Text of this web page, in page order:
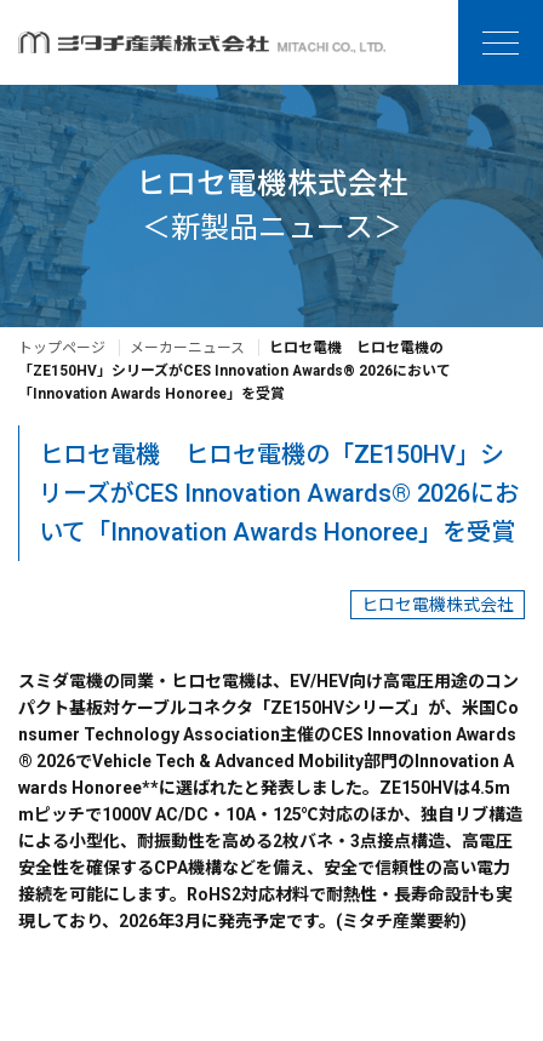
ヒロセ電機株式会社
＜新製品ニュース＞
トップページ メーカーニュース
ヒロセ電機 ヒロセ電機の
「ZE150HV」シリーズがCES Innovation Awards® 2026において
「Innovation Awards Honoree」を受賞
ヒロセ電機 ヒロセ電機の「ZE150HV」シ
リーズがCES Innovation Awards® 2026にお
いて「Innovation Awards Honoree」を受賞
ヒロセ電機株式会社
スミダ電機の同業・ヒロセ電機は、EV/HEV向け高電圧用途のコン
パクト基板対ケーブルコネクタ「ZE150HVシリーズ」が、米国Co
nsumer Technology Association主催のCES Innovation Awards
® 2026でVehicle Tech & Advanced Mobility部門のInnovation A
wards Honoree**に選ばれたと発表しました。ZE150HVは4.5m
mピッチで1000V AC/DC・10A・125℃対応のほか、独自リブ構造
による小型化、耐振動性を高める2枚バネ・3点接点構造、高電圧
安全性を確保するCPA機構などを備え、安全で信頼性の高い電力
接続を可能にします。RoHS2対応材料で耐熱性・長寿命設計も実
現しており、2026年3月に発売予定です。(ミタチ産業要約)